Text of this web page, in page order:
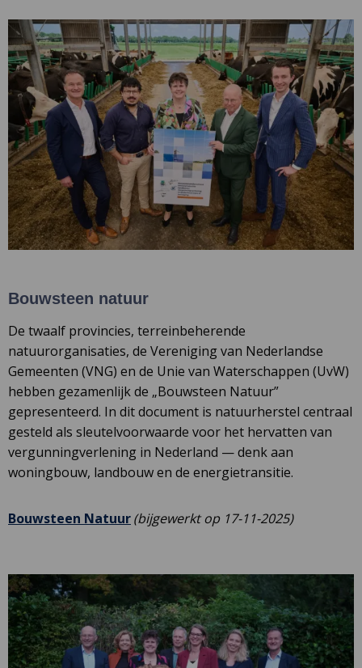
een
nieuw
tabblad
Bouwsteen natuur
De twaalf provincies, terreinbeherende
natuurorganisaties, de Vereniging van Nederlandse
Gemeenten (VNG) en de Unie van Waterschappen (UvW)
hebben gezamenlijk de „Bouwsteen Natuur”
gepresenteerd. In dit document is natuurherstel centraal
gesteld als sleutelvoorwaarde voor het hervatten van
vergunningverlening in Nederland — denk aan
woningbouw, landbouw en de energietransitie.
Bouwsteen NatuurDeze
in
een
nieuw
tabblad
(bijgewerkt op 17-11-2025)